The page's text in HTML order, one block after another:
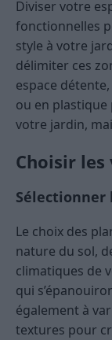
Diviser votre
fonctionnelles
style à votre
délimiter ces
espace
ou en
votre jardin,
Choisir
Sélectionner
Le choix des
nature du sol,
climatiques de
qui
également à
textures pour